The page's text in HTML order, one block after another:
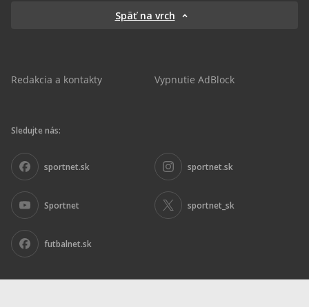
Späť na vrch
Redakcia a kontakty Vypnutie AdBlock
Sledujte nás:
sportnet.sk sportnet.sk
Sportnet sportnet_sk
futbalnet.sk